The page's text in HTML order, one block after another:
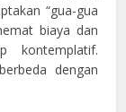
“gua-gua
biaya dan
kontemplatif.
dengan